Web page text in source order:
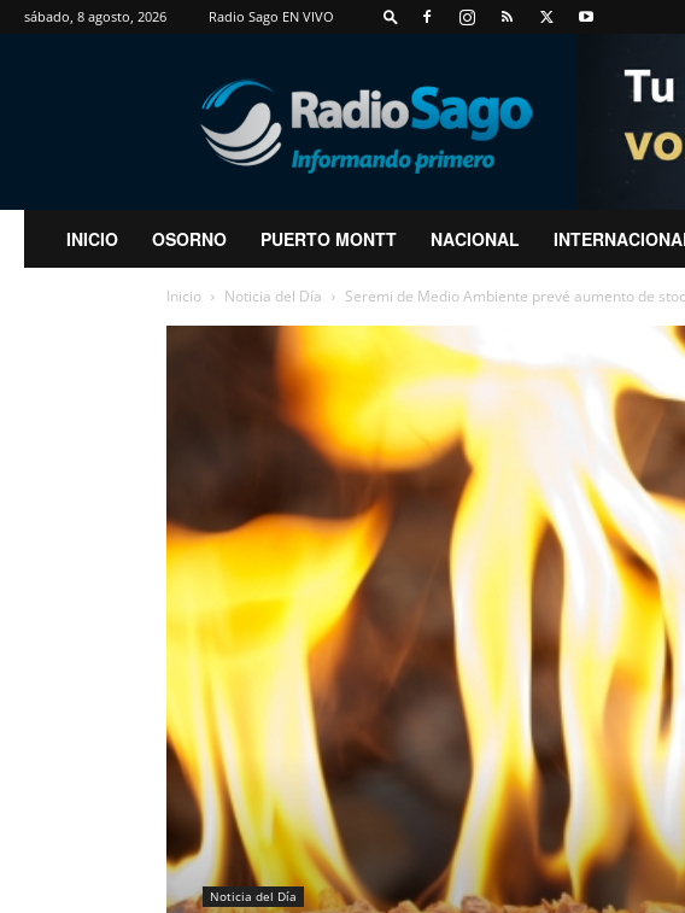
sábado, 8 agosto, 2026 Radio Sago EN VIVO
RadioSago
INICIO OSORNO PUERTO MONTT NACIONAL
Inicio Noticia del Día Seremi de Medio Ambiente prevé aumento de
Noticia del Día